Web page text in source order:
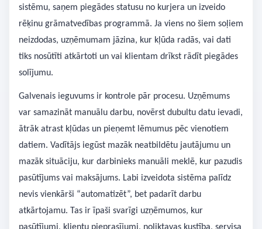
sistēmu, saņem piegādes statusu no kurjera un izveido
rēķinu grāmatvedības programmā. Ja viens no šiem soļiem
neizdodas, uzņēmumam jāzina, kur kļūda radās, vai dati
tiks nosūtīti atkārtoti un vai klientam drīkst rādīt piegādes
solījumu.
Galvenais ieguvums ir kontrole pār procesu. Uzņēmums
var samazināt manuālu darbu, novērst dubultu datu ievadi,
ātrāk atrast kļūdas un pieņemt lēmumus pēc vienotiem
datiem. Vadītājs iegūst mazāk neatbildētu jautājumu un
mazāk situāciju, kur darbinieks manuāli meklē, kur pazudis
pasūtījums vai maksājums. Labi izveidota sistēma palīdz
nevis vienkārši “automatizēt”, bet padarīt darbu
atkārtojamu. Tas ir īpaši svarīgi uzņēmumos, kur